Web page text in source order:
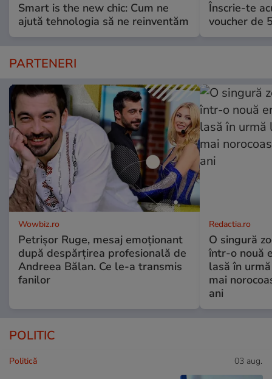
Smart is the new chic: Cum ne
ajută tehnologia să ne reinventăm
Înscrie-te
voucher de
PARTENERI
Wowbiz.ro
Petrișor Ruge, mesaj emoționant
după despărțirea profesională de
Andreea Bălan. Ce le-a transmis
fanilor
Redactia.ro
O singură
într-o nouă
lasă în
mai
ani
POLITIC
Politică 03 aug.